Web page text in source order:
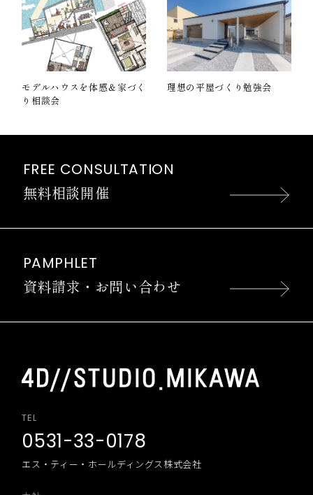
モデルハウスを体感＆家づく
り相談会
理想の平屋づくり勉強会
FREE CONSULTATION
無料相談開催
PAMPHLET
資料請求・お問い合わせ
TEL
0531-33-0178
エス・ティー・ホールディングス株式会社